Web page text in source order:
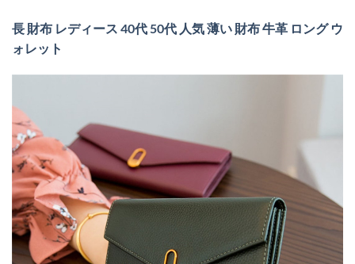
長 財布 レディース 40代 50代 人気 薄い 財布 牛革 ロング ウ
ォレット